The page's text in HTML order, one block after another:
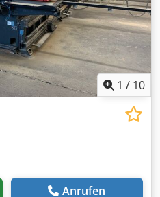
1 / 10
Anrufen